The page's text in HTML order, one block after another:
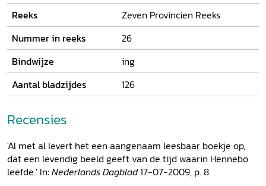
Reeks
Zeven Provincien Reeks
Nummer in reeks
26
Bindwijze
ing
Aantal bladzijdes
126
Recensies
'Al met al levert het een aangenaam leesbaar boekje op,
dat een levendig beeld geeft van de tijd waarin Hennebo
leefde.' In: Nederlands Dagblad17-07-2009, p. 8